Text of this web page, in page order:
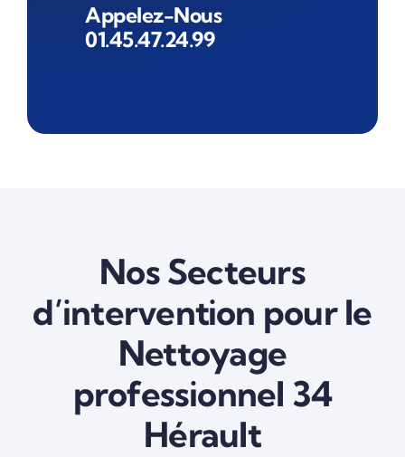
Appelez-Nous
01.45.47.24.99
Nos Secteurs
d’intervention pour le
Nettoyage
professionnel 34
Hérault